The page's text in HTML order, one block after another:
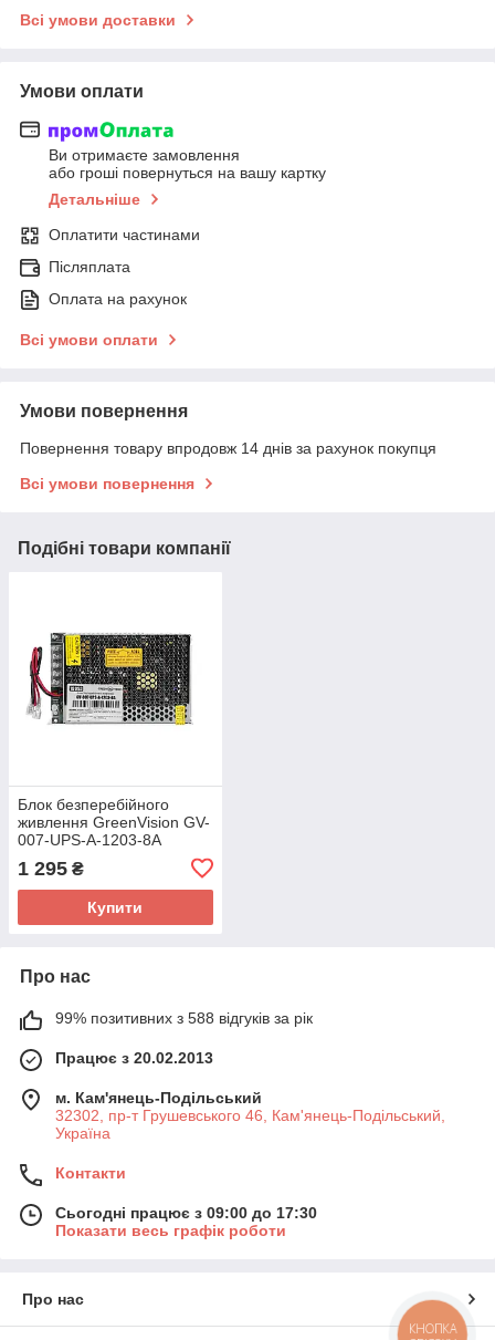
Всі умови доставки
Умови оплати
Ви отримаєте замовлення
або гроші повернуться на вашу картку
Детальніше
Оплатити частинами
Післяплата
Оплата на рахунок
Всі умови оплати
Умови повернення
Повернення товару впродовж 14 днів за рахунок покупця
Всі умови повернення
Подібні товари компанії
Блок безперебійного
живлення GreenVision GV-
007-UPS-A-1203-8A
1 295 ₴
Купити
Про нас
99% позитивних з 588 відгуків за рік
Працює з 20.02.2013
м. Кам'янець-Подільський
32302, пр-т Грушевського 46, Кам'янець-Подільський,
Україна
Контакти
Сьогодні працює з 09:00 до 17:30
Показати весь графік роботи
Про нас
КНОПКА